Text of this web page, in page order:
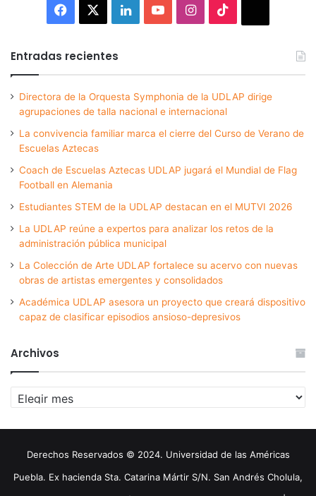
Facebook LinkedInYouTubeInstagram
Entradas recientes
Directora de la Orquesta Symphonia de la UDLAP dirige
agrupaciones de talla nacional e internacional
La convivencia familiar marca el cierre del Curso de Verano de
Escuelas Aztecas
Coach de Escuelas Aztecas UDLAP jugará el Mundial de Flag
Football en Alemania
Estudiantes STEM de la UDLAP destacan en el MUTVI 2026
La UDLAP reúne a expertos para analizar los retos de la
administración pública municipal
La Colección de Arte UDLAP fortalece su acervo con nuevas
obras de artistas emergentes y consolidados
Académica UDLAP asesora un proyecto que creará dispositivo
capaz de clasificar episodios ansioso-depresivos
Archivos
Archivos
Derechos Reservados © 2024. Universidad de las Américas
Puebla. Ex hacienda Sta. Catarina Mártir S/N. San Andrés Cholula,